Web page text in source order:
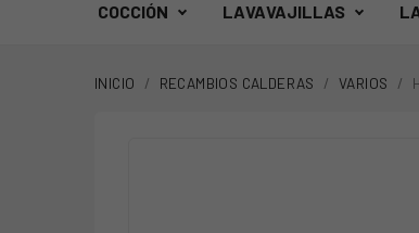
COCCIÓN LAVAVAJILLAS
INICIO RECAMBIOS CALDERAS VARIOS